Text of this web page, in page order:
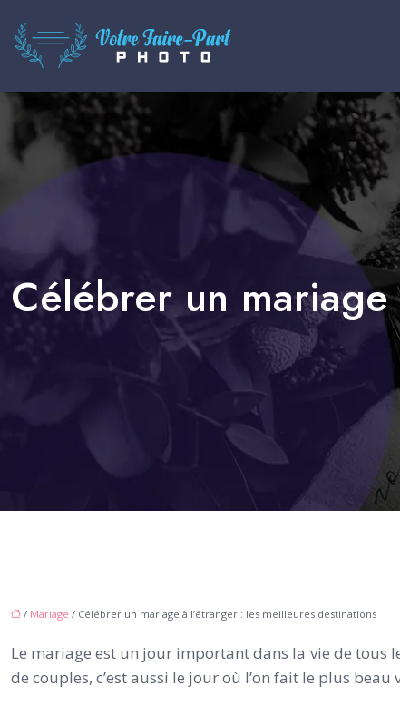
Célébrer un
/ Mariage / Célébrer un mariage à l’étranger : les meilleures destinations
Le mariage est un jour important dans la vie de tous
de couples, c’est aussi le jour où l’on fait le plus beau